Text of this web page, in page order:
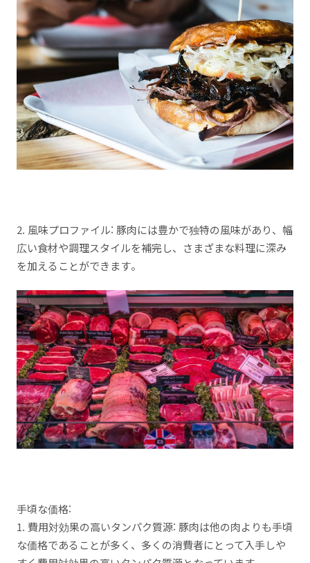
2. 風味プロファイル: 豚肉には豊かで独特の風味があり、幅
広い食材や調理スタイルを補完し、さまざまな料理に深み
を加えることができます。
手頃な価格:
1. 費用対効果の高いタンパク質源: 豚肉は他の肉よりも手頃
な価格であることが多く、多くの消費者にとって入手しや